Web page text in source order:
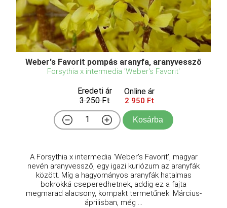
Weber's Favorit pompás aranyfa, aranyvessző
Forsythia x intermedia 'Weber's Favorit'
Eredeti ár
3 250 Ft
Online ár
2 950 Ft
Kosárba
A Forsythia x intermedia 'Weber's Favorit', magyar
nevén aranyvessző, egy igazi kuriózum az aranyfák
között. Míg a hagyományos aranyfák hatalmas
bokrokká cseperedhetnek, addig ez a fajta
megmarad alacsony, kompakt termetűnek. Március-
áprilisban, még ...